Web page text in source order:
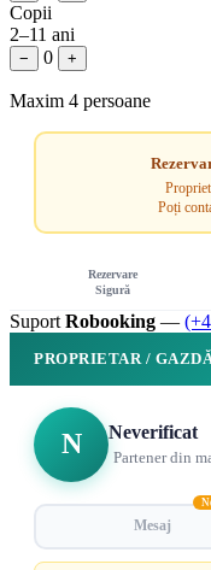
Copii
2–11 ani
− 0 +
Maxim 4 persoane
Poți
Rezervare
Sigură
Suport Robooking —
PROPRIETAR /
N Neverificat
Partener din
Mesaj